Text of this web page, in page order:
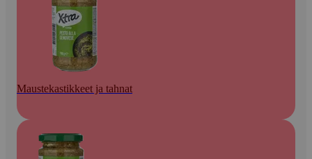
Maustekastikkeet ja tahnat